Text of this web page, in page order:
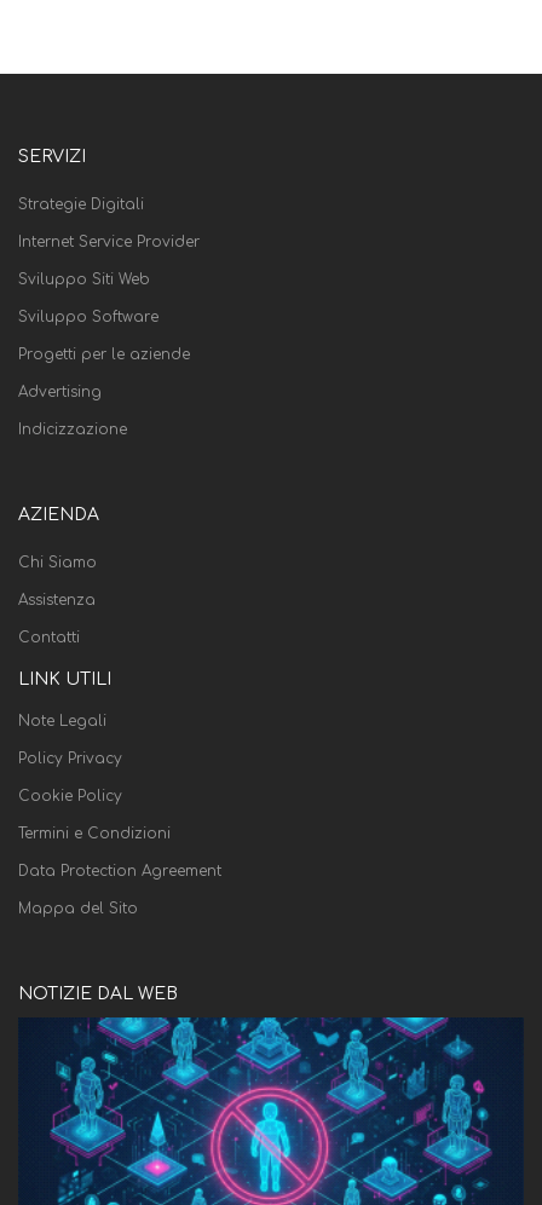
SERVIZI
Strategie Digitali
Internet Service Provider
Sviluppo Siti Web
Sviluppo Software
Progetti per le aziende
Advertising
Indicizzazione
AZIENDA
Chi Siamo
Assistenza
Contatti
LINK UTILI
Note Legali
Policy Privacy
Cookie Policy
Termini e Condizioni
Data Protection Agreement
Mappa del Sito
NOTIZIE DAL WEB